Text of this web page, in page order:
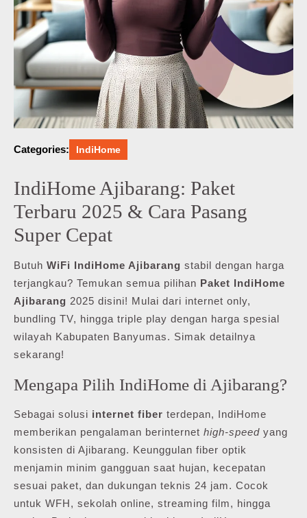
Categories: IndiHome
IndiHome Ajibarang: Paket
Terbaru 2025 & Cara Pasang
Super Cepat
Butuh WiFi IndiHome Ajibarang stabil dengan harga
terjangkau? Temukan semua pilihan Paket IndiHome
Ajibarang 2025 disini! Mulai dari internet only,
bundling TV, hingga triple play dengan harga spesial
wilayah Kabupaten Banyumas. Simak detailnya
sekarang!
Mengapa Pilih IndiHome di Ajibarang?
Sebagai solusi internet fiber terdepan, IndiHome
memberikan pengalaman berinternet high-speed yang
konsisten di Ajibarang. Keunggulan fiber optik
menjamin minim gangguan saat hujan, kecepatan
sesuai paket, dan dukungan teknis 24 jam. Cocok
untuk WFH, sekolah online, streaming film, hingga